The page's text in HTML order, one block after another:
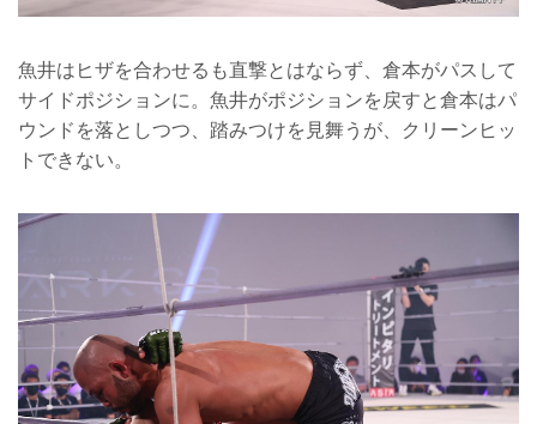
魚井はヒザを合わせるも直撃とはならず、倉本がパスして
サイドポジションに。魚井がポジションを戻すと倉本はパ
ウンドを落としつつ、踏みつけを見舞うが、クリーンヒッ
トできない。